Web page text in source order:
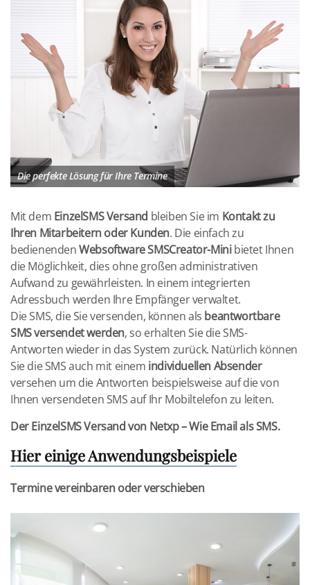
Die perfekte Lösung für Ihre Termine
Mit dem EinzelSMS Versand bleiben Sie im Kontakt zu
Ihren Mitarbeitern oder Kunden. Die einfach zu
bedienendenWebsoftware SMSCreator-Minibietet Ihnen
die Möglichkeit, dies ohne großen administrativen
Aufwand zu gewährleisten. In einem integrierten
Adressbuch werden Ihre Empfänger verwaltet.
Die SMS, die Sie versenden, können als beantwortbare
SMS versendetwerden, so erhalten Sie die SMS-
Antworten wieder in das System zurück. Natürlich können
Sie die SMS auch mit einem individuellen Absender
versehen um die Antworten beispielsweise auf die von
Ihnen versendeten SMS auf Ihr Mobiltelefon zu leiten.
Der EinzelSMS Versand von Netxp – Wie Email als SMS.
Hier einige Anwendungsbeispiele
Termine vereinbaren oder verschieben